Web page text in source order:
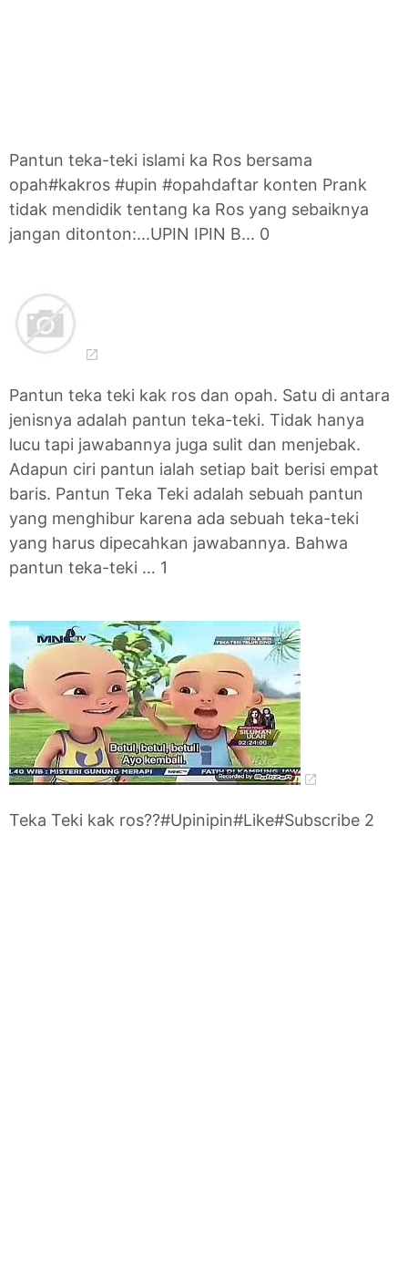
Pantun teka-teki islami ka Ros bersama
opah#kakros #upin #opahdaftar konten Prank
tidak mendidik tentang ka Ros yang sebaiknya
jangan ditonton:...UPIN IPIN B... 0
Pantun teka teki kak ros dan opah. Satu di antara
jenisnya adalah pantun teka-teki. Tidak hanya
lucu tapi jawabannya juga sulit dan menjebak.
Adapun ciri pantun ialah setiap bait berisi empat
baris. Pantun Teka Teki adalah sebuah pantun
yang menghibur karena ada sebuah teka-teki
yang harus dipecahkan jawabannya. Bahwa
pantun teka-teki … 1
Teka Teki kak ros??#Upinipin#Like#Subscribe 2